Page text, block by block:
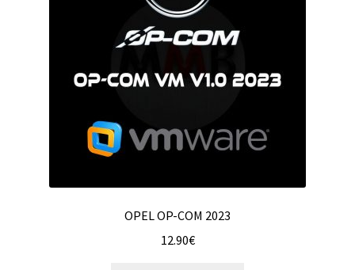
OPEL OP-COM 2023
12.90€